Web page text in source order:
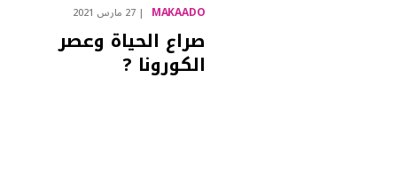
MAKAADO 27 مارس 2021
صراع الحياة وعصر
الكورونا ?